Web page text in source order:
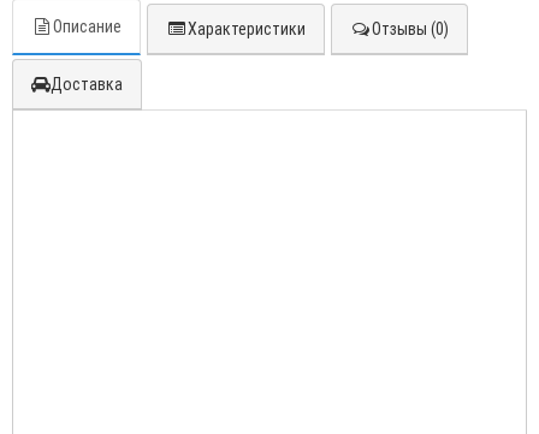
Описание Характеристики Отзывы (0)
Доставка